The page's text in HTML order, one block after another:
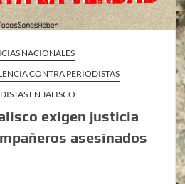
NACIONALES
CONTRA PERIODISTAS
EN JALISCO
exigen justicia
asesinados